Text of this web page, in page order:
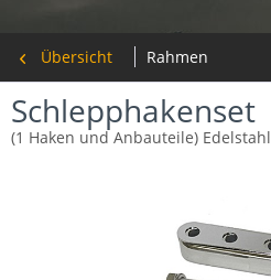
Übersicht Rahmen
Schlepphakenset
(1 Haken und Anbauteile) Edelstahl